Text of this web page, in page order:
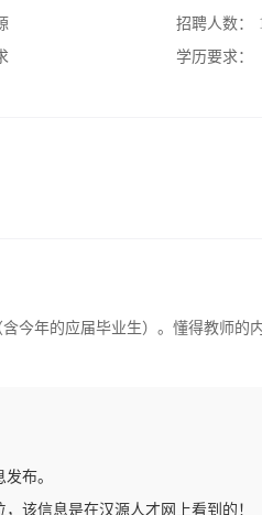
招聘人数：
学历要求：
今年的应届毕业生）。懂得教师的
布。
该信息是在汉源人才网上看到的！